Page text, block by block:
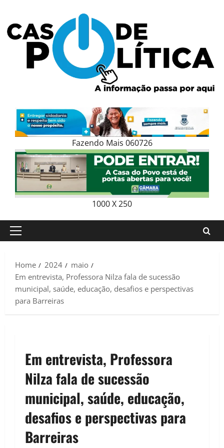
content
Fazendo Mais 060726
1000 X 250
Primary
Home
2024
maio
Em entrevista, Professora Nilza fala de sucessão
municipal, saúde, educação, desafios e perspectivas
para Barreiras
Em entrevista, Professora
Nilza fala de sucessão
municipal, saúde, educação,
desafios e perspectivas para
Barreiras